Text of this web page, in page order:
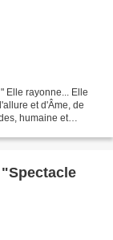
Elle rayonne... Elle
et d'Âme, de
humaine et
"Spectacle